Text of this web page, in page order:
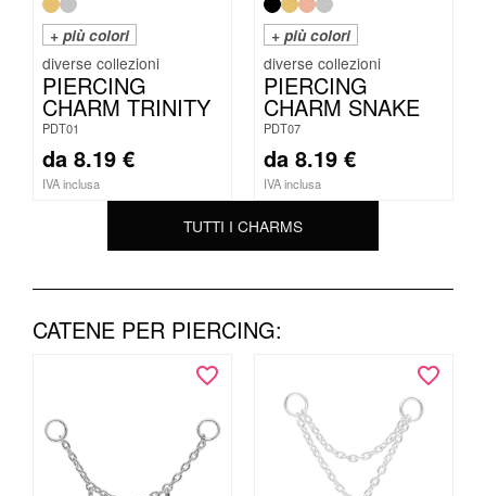
+ più colori
PIERCING
CHARM TRINITY
PDT01
da 8.19 €
IVA inclusa
+ più colori
PIERCING
CHARM SNAKE
PDT07
da 8.19 €
IVA inclusa
TUTTI I CHARMS
CATENE PER PIERCING: